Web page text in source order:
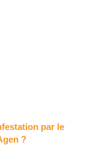
par le
?